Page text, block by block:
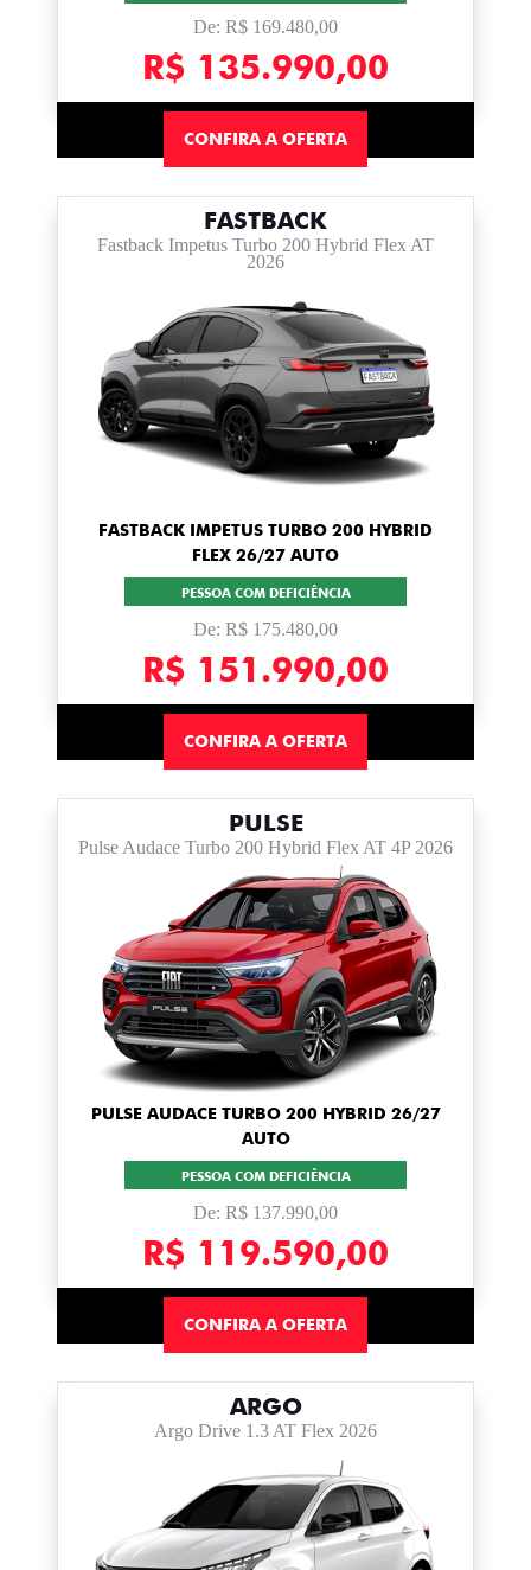
De: R$ 169.480,00
R$ 135.990,00
CONFIRA A OFERTA
FASTBACK
Fastback Impetus Turbo 200 Hybrid Flex AT
2026
FASTBACK IMPETUS TURBO 200 HYBRID
FLEX 26/27 AUTO
PESSOA COM DEFICIÊNCIA
De: R$ 175.480,00
R$ 151.990,00
CONFIRA A OFERTA
PULSE
Pulse Audace Turbo 200 Hybrid Flex AT 4P 2026
PULSE AUDACE TURBO 200 HYBRID 26/27
AUTO
PESSOA COM DEFICIÊNCIA
De: R$ 137.990,00
R$ 119.590,00
CONFIRA A OFERTA
ARGO
Argo Drive 1.3 AT Flex 2026